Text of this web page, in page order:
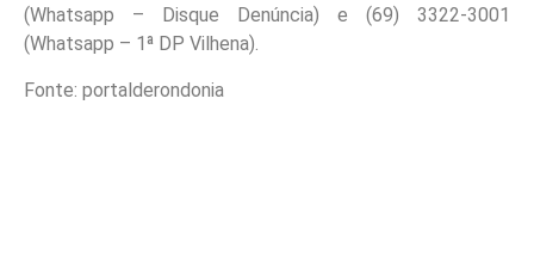
(Whatsapp – Disque Denúncia) e (69) 3322-3001
(Whatsapp – 1ª DP Vilhena).
Fonte: portalderondonia